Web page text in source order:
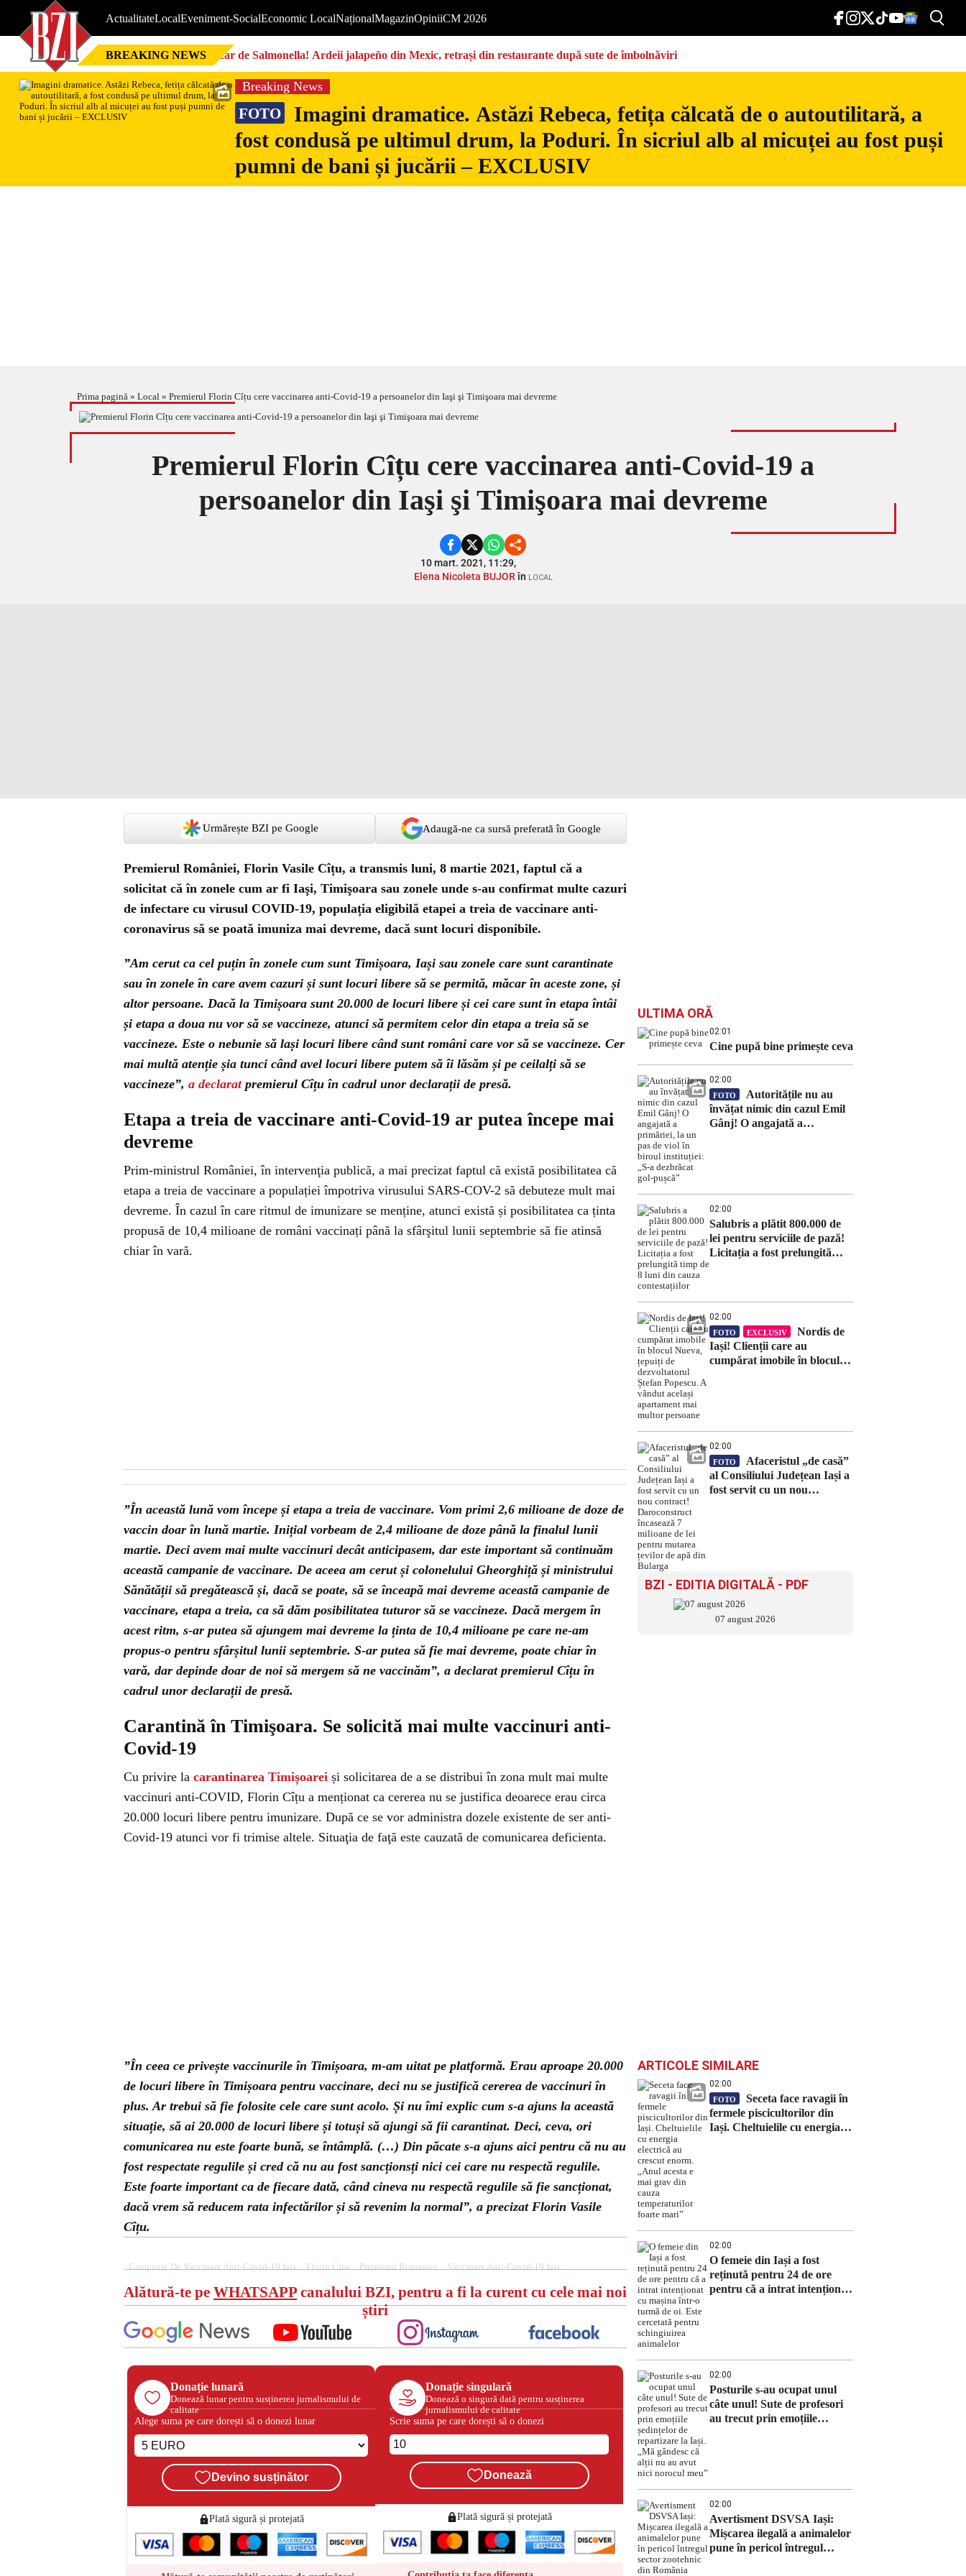
ActualitateLocalEveniment-SocialEconomic LocalNaționalMagazinOpiniiCM 2026
BREAKING NEWS Focar de Salmonella! Ardeii jalapeño din Mexic, retrași din restaurante după sute de îmbolnăviri
Breaking News
FOTO
Imagini dramatice. Astăzi Rebeca, fetița călcată de o autoutilitară, a
fost condusă pe ultimul drum, la Poduri. În sicriul alb al micuței au fost puși
pumni de bani și jucării – EXCLUSIV
Prima pagină » Local » Premierul Florin Cîțu cere vaccinarea anti-Covid-19 a persoanelor din Iaşi şi Timişoara mai devreme
Premierul Florin Cîțu cere vaccinarea anti-Covid-19 a
persoanelor din Iaşi şi Timişoara mai devreme
10 mart. 2021, 11:29,
Elena Nicoleta BUJORîn LOCAL
Urmărește BZI pe Google Adaugă-ne ca sursă preferată în Google
Premierul României, Florin Vasile Cîțu, a transmis luni, 8 martie 2021, faptul că a
solicitat că în zonele cum ar fi Iaşi, Timişoara sau zonele unde s-au confirmat multe cazuri
de infectare cu virusul COVID-19, populația eligibilă etapei a treia de vaccinare anti-
coronavirus să se poată imuniza mai devreme, dacă sunt locuri disponibile.
”Am cerut ca cel puțin în zonele cum sunt Timișoara, Iași sau zonele care sunt carantinate
sau în zonele în care avem cazuri și sunt locuri libere să se permită, măcar în aceste zone, și
altor persoane. Dacă la Timișoara sunt 20.000 de locuri libere și cei care sunt în etapa întâi
și etapa a doua nu vor să se vaccineze, atunci să permitem celor din etapa a treia să se
vaccineze. Este o nebunie să lași locuri libere când sunt români care vor să se vaccineze. Cer
mai multă atenție șia tunci când avel locuri libere putem să îi lăsăm și pe ceilalți să se
vaccineze”, a declaratpremierul Cîțu în cadrul unor declarații de presă.
Etapa a treia de vaccinare anti-Covid-19 ar putea începe mai
devreme
Prim-ministrul României, în intervenţia publică, a mai precizat faptul că există posibilitatea că
etapa a treia de vaccinare a populației împotriva virusului SARS-COV-2 să debuteze mult mai
devreme. În cazul în care ritmul de imunizare se menține, atunci există și posibilitatea ca ținta
propusă de 10,4 milioane de români vaccinați până la sfârşitul lunii septembrie să fie atinsă
chiar în vară.
”În această lună vom începe și etapa a treia de vaccinare. Vom primi 2,6 milioane de doze de
vaccin doar în lună martie. Inițial vorbeam de 2,4 milioane de doze până la finalul lunii
martie. Deci avem mai multe vaccinuri decât anticipasem, dar este important să continuăm
această campanie de vaccinare. De aceea am cerut și colonelului Gheorghiță și ministrului
Sănătății să pregătească și, dacă se poate, să se înceapă mai devreme această campanie de
vaccinare, etapa a treia, ca să dăm posibilitatea tuturor să se vaccineze. Dacă mergem în
acest ritm, s-ar putea să ajungem mai devreme la ținta de 10,4 milioane pe care ne-am
propus-o pentru sfârșitul lunii septembrie. S-ar putea să fie mai devreme, poate chiar în
vară, dar depinde doar de noi să mergem să ne vaccinăm”, a declarat premierul Cîțu în
cadrul unor declarații de presă.
Carantină în Timişoara. Se solicită mai multe vaccinuri anti-
Covid-19
Cu privire la carantinarea Timișoarei și solicitarea de a se distribui în zona mult mai multe
vaccinuri anti-COVID, Florin Cîțu a menționat ca cererea nu se justifica deoarece erau circa
20.000 locuri libere pentru imunizare. După ce se vor administra dozele existente de ser anti-
Covid-19 atunci vor fi trimise altele. Situaţia de faţă este cauzată de comunicarea deficienta.
”În ceea ce privește vaccinurile în Timișoara, m-am uitat pe platformă. Erau aproape 20.000
de locuri libere în Timișoara pentru vaccinare, deci nu se justifică cererea de vaccinuri în
plus. Ar trebui să fie folosite cele care sunt acolo. Și nu îmi explic cum s-a ajuns la această
situație, să ai 20.000 de locuri libere și totuși să ajungi să fii carantinat. Deci, ceva, ori
comunicarea nu este foarte bună, se întâmplă. (…) Din păcate s-a ajuns aici pentru că nu au
fost respectate regulile și cred că nu au fost sancționsți nici cei care nu respectă regulile.
Este foarte important ca de fiecare dată, când cineva nu respectă regulile să fie sancționat,
dacă vrem să reducem rata infectărilor și să revenim la normal”, a precizat Florin Vasile
Cîțu.
Campanie De Vaccinare Anti-Covid-19 Iași Florin Citu Premierul Romaniei Vaccinare Anti-Covid-19 Iași
Alătură-te pe WHATSAPPcanalului BZI, pentru a fi la curent cu cele mai noi
știri
Donație lunară
Donează lunar pentru susținerea jurnalismului de
calitate
Alege suma pe care dorești să o donezi lunar
Devino susținător
Plată sigură și protejată
Donație singulară
Donează o singură dată pentru susținerea
jurnalismului de calitate
Scrie suma pe care dorești să o donezi
Donează
Plată sigură și protejată
ULTIMA ORĂ
02:01
Cine pupă bine primește ceva
02:00
FOTO
Autoritățile nu au
învățat nimic din cazul Emil
Gânj! O angajată a
02:00
Salubris a plătit 800.000 de
lei pentru serviciile de pază!
Licitația a fost prelungită
02:00
FOTO EXCLUSIV
Nordis de
Iași! Clienții care au
cumpărat imobile în blocul
02:00
FOTO
Afaceristul „de casă”
al Consiliului Județean Iași a
fost servit cu un nou
BZI - EDITIA DIGITALĂ - PDF
07 august 2026
ARTICOLE SIMILARE
02:00
FOTO
Seceta face ravagii în
fermele piscicultorilor din
Iași. Cheltuielile cu energia
02:00
O femeie din Iași a fost
reținută pentru 24 de ore
pentru că a intrat intenționat
02:00
Posturile s-au ocupat unul
câte unul! Sute de profesori
au trecut prin emoțiile
02:00
Avertisment DSVSA Iași:
Mișcarea ilegală a animalelor
pune în pericol întregul